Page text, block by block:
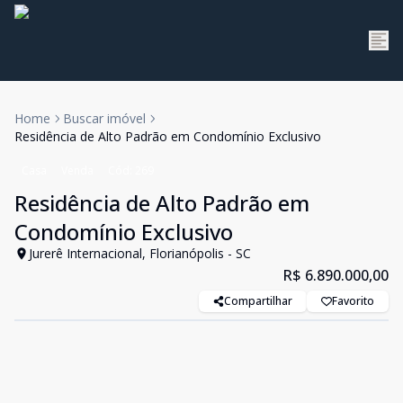
Home
Buscar imóvel
Residência de Alto Padrão em Condomínio Exclusivo
Residência de Alto Padrão em
Condomínio Exclusivo
Jurerê Internacional, Florianópolis - SC
R$ 6.890.000,00
Compartilhar Favorito